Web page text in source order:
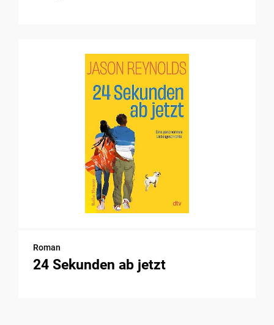
Roman
24 Sekunden ab jetzt